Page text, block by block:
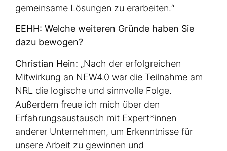
gemeinsame Lösungen zu erarbeiten.“
EEHH: Welche weiteren Gründe haben Sie
dazu bewogen?
Christian Hein: „Nach der erfolgreichen
Mitwirkung an NEW4.0 war die Teilnahme am
NRL die logische und sinnvolle Folge.
Außerdem freue ich mich über den
Erfahrungsaustausch mit Expert*innen
anderer Unternehmen, um Erkenntnisse für
unsere Arbeit zu gewinnen und